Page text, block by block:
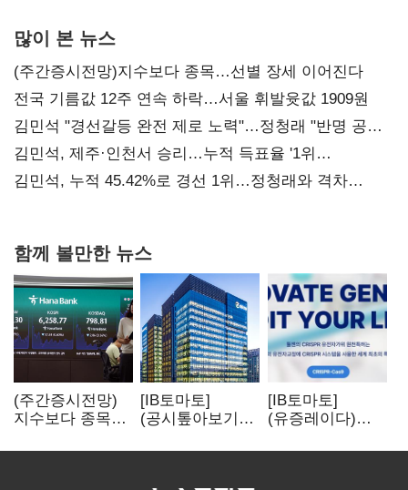
많이 본 뉴스
(주간증시전망)지수보다 종목…선별 장세 이어진다
전국 기름값 12주 연속 하락…서울 휘발윳값 1909원
김민석 "경선갈등 완전 제로 노력"…정청래 "반명 공세
사과부터"
김민석, 제주·인천서 승리…누적 득표율 '1위
탈환'(종합)
김민석, 누적 45.42%로 경선 1위…정청래와 격차
함께 볼만한 뉴스
(주간증시전망)
지수보다 종목…
이어진다
[IB토마토]
(공시톺아보기)
바로 매출로
[IB토마토]
(유증레이다)
3분의 1 토막…